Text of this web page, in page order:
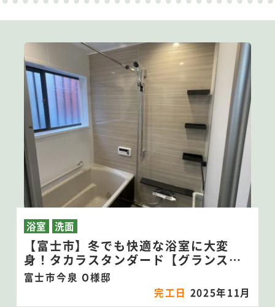
浴室 洗面
【富士市】冬でも快適な浴室に大変
身！タカラスタンダード【グランス
パ】にリフォーム！
富士市今泉 O様邸
完工日 2025年11月